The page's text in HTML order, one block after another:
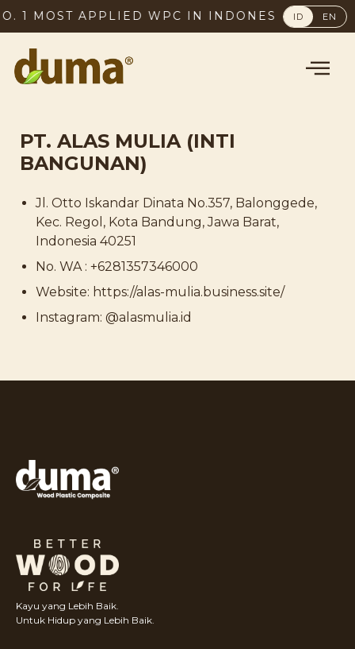
1 MOST APPLIED WPC IN INDONESIA, SINCE
ID EN
PT. ALAS MULIA (INTI
BANGUNAN)
Jl. Otto Iskandar Dinata No.357, Balonggede,
Kec. Regol, Kota Bandung, Jawa Barat,
Indonesia 40251
No. WA : +6281357346000
Website: https://alas-mulia.business.site/
Instagram: @alasmulia.id
Kayu yang Lebih Baik.
Untuk Hidup yang Lebih Baik.